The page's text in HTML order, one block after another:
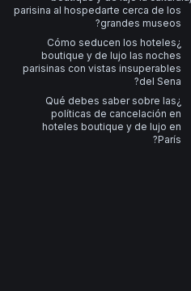
parisina al hospedarte cerca de los
grandes museos?
¿Cómo seducen los hoteles
boutique y de lujo las noches
parisinas con vistas insuperables
del Sena?
¿Qué debes saber sobre las
políticas de cancelación en
hoteles boutique y de lujo en
París?